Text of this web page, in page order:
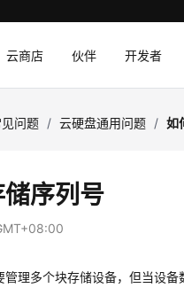
云商店 伙伴 开发者
见问题 / 云硬盘通用问题 / 如
序列号
理多个块存储设备，但当设